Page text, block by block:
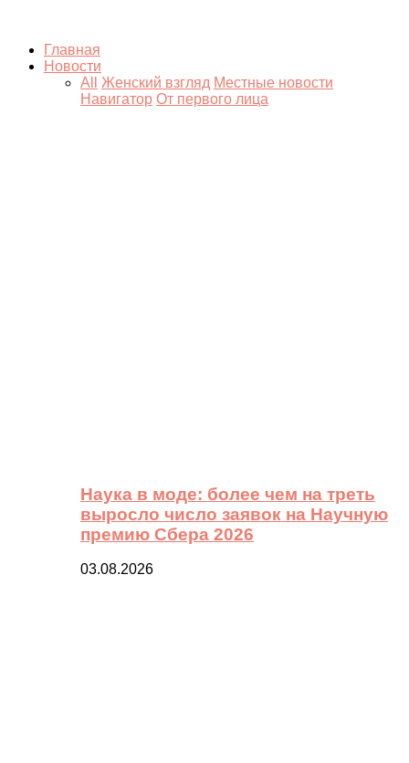
Главная
Новости
All
Женский взгляд Местные новости
Навигатор От первого лица
Наука в моде: более чем на треть
выросло число заявок на Научную
премию Сбера 2026
03.08.2026